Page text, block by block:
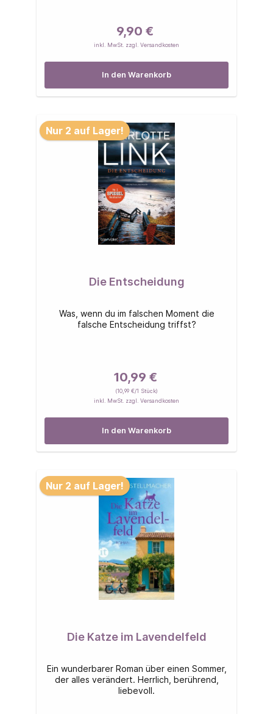
9,90 €
inkl. MwSt. zzgl. Versandkosten
In den Warenkorb
Nur 2 auf Lager!
Die Entscheidung
Was, wenn du im falschen Moment die
falsche Entscheidung triffst?
10,99 €
(10,99 €/1 Stück)
inkl. MwSt. zzgl. Versandkosten
In den Warenkorb
Nur 2 auf Lager!
Die Katze im Lavendelfeld
Ein wunderbarer Roman über einen Sommer,
der alles verändert. Herrlich, berührend,
liebevoll.